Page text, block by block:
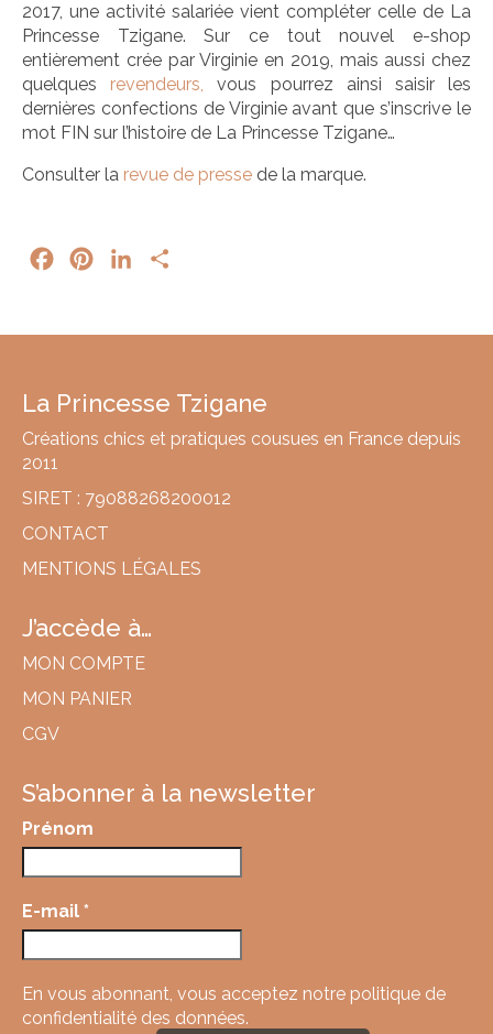
2017, une activité salariée vient compléter celle de La
Princesse Tzigane. Sur ce tout nouvel e-shop
entièrement crée par Virginie en 2019, mais aussi chez
quelques revendeurs,vous pourrez ainsi saisir les
dernières confections de Virginie avant que s’inscrive le
mot FIN sur l’histoire de La Princesse Tzigane…
Consulter la revue de presse de la marque.
FacebookPinterestLinkedIn
La Princesse Tzigane
Créations chics et pratiques cousues en France depuis
2011
SIRET : 79088268200012
CONTACT
MENTIONS LÉGALES
J’accède à…
MON COMPTE
MON PANIER
CGV
S’abonner à la newsletter
Prénom
E-mail *
En vous abonnant, vous acceptez notre politique de
confidentialité des données.